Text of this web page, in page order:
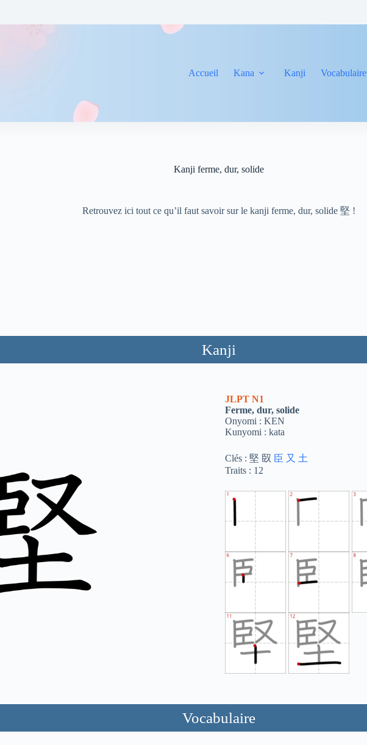
Accueil Kana Kanji Vocabulaire
Kanji ferme, dur, solide
Retrouvez ici tout ce qu’il faut savoir sur le kanji ferme, dur, solide 堅 !
Kanji
JLPT N1
Ferme, dur, solide
Onyomi : KEN
Kunyomi : kata
Clés : 堅 臤 臣 又 土
Traits : 12
Vocabulaire